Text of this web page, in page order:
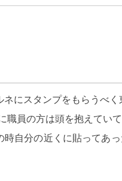
にスタンプをもらうべ
職員の方は頭を抱えてい
自分の近くに貼ってあ